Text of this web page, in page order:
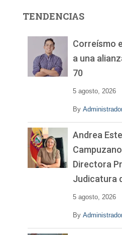
d
TENDENCIAS
Correísmo
a una
70
5 agosto, 2026
By
Andrea
Directora
Judicatura
5 agosto, 2026
By